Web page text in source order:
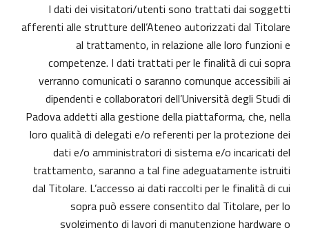
I dati dei visitatori/utenti sono trattati dai soggetti
afferenti alle strutture dell’Ateneo autorizzati dal Titolare
al trattamento, in relazione alle loro funzioni e
competenze. I dati trattati per le finalità di cui sopra
verranno comunicati o saranno comunque accessibili ai
dipendenti e collaboratori dell’Università degli Studi di
Padova addetti alla gestione della piattaforma, che, nella
loro qualità di delegati e/o referenti per la protezione dei
dati e/o amministratori di sistema e/o incaricati del
trattamento, saranno a tal fine adeguatamente istruiti
dal Titolare. L’accesso ai dati raccolti per le finalità di cui
sopra può essere consentito dal Titolare, per lo
svolgimento di lavori di manutenzione hardware o